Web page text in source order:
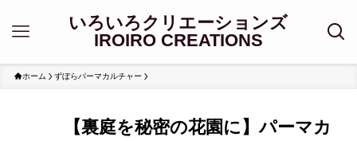
いろいろクリエーションズ
IROIRO CREATIONS
ホーム ずぼらパーマカルチャー
【裏庭を秘密の花園に】パーマカ